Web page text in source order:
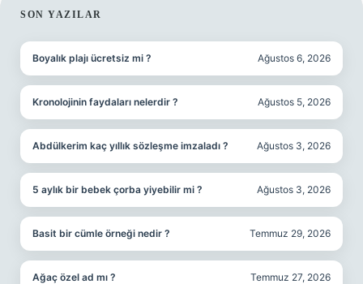
SIDEBAR
SON YAZILAR
Boyalık plajı ücretsiz mi ? Ağustos 6, 2026
Kronolojinin faydaları nelerdir ? Ağustos 5, 2026
Abdülkerim kaç yıllık sözleşme imzaladı ? Ağustos 3, 2026
5 aylık bir bebek çorba yiyebilir mi ? Ağustos 3, 2026
Basit bir cümle örneği nedir ? Temmuz 29, 2026
Ağaç özel ad mı ? Temmuz 27, 2026